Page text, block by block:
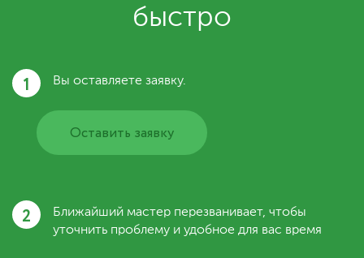
быстро
1 Вы оставляете заявку.
Оставить заявку
2
Ближайший мастер перезванивает, чтобы
уточнить проблему и удобное для вас время